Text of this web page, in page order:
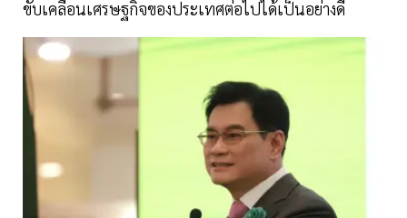
ขับเคลื่อนเศรษฐกิจของประเทศต่อไปได้เป็นอย่างดี